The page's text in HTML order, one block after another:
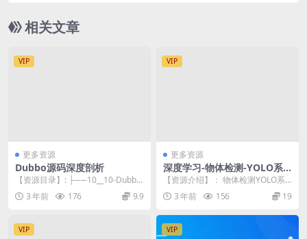
相关文章
VIP
更多资源
Dubbo源码深度剖析
【资源目录】: ├──10__10-Dubbo
3.0 服务导出与引入原理（上）....
3 年前 176 9.9
VIP
更多资源
深度学习-物体检测-YOLO系
列
【资源介绍】： 物体检测YOLO系
列课程主要包括两大核心模块：(1),
YOLO系...
3 年前 156 19
VIP VIP